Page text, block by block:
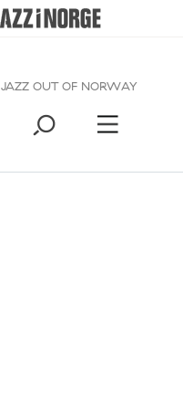
JAZZ OUT OF NORWAY